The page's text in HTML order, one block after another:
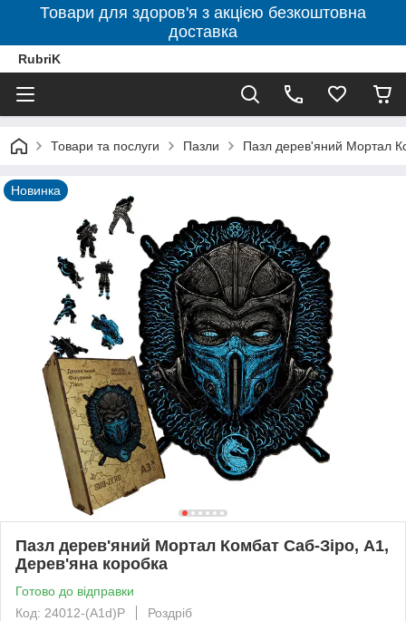
Товари для здоров'я з акцією безкоштовна
доставка
RubriK
Товари та послуги Пазли Пазл дерев'яний Мортал
Новинка
Пазл дерев'яний Мортал Комбат Саб-Зіро, А1,
Дерев'яна коробка
Готово до відправки
Код: 24012-(A1d)P
Роздріб